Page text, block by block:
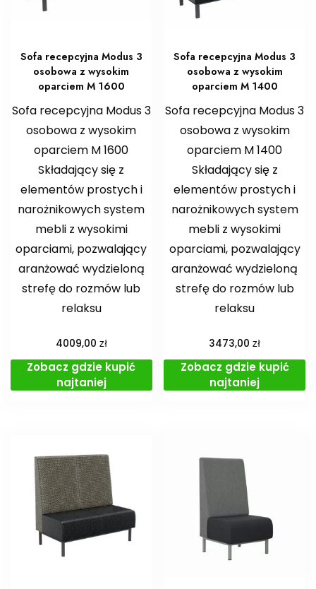
Sofa recepcyjna Modus 3
osobowa z wysokim
oparciem M 1600
Sofa recepcyjna Modus 3
osobowa z wysokim
oparciem M 1600
Składający się z
elementów prostych i
narożnikowych system
mebli z wysokimi
oparciami, pozwalający
aranżować wydzieloną
strefę do rozmów lub
relaksu
4009,00 zł
Zobacz gdzie kupić
najtaniej
Sofa recepcyjna Modus 3
osobowa z wysokim
oparciem M 1400
Sofa recepcyjna Modus 3
osobowa z wysokim
oparciem M 1400
Składający się z
elementów prostych i
narożnikowych system
mebli z wysokimi
oparciami, pozwalający
aranżować wydzieloną
strefę do rozmów lub
relaksu
3473,00zł
Zobacz gdzie kupić
najtaniej